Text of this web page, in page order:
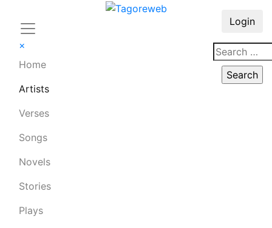
×
Home
Artists
Verses
Songs
Novels
Stories
Plays
Login